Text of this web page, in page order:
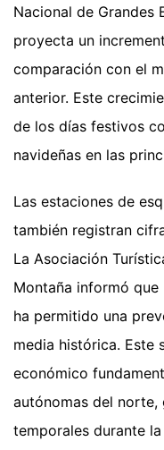
Nacional de Grandes
proyecta un
comparación con el
anterior. Este
de los días festivos
navideñas en las
Las estaciones de
también registran
La Asociación
Montaña informó
ha permitido una
media histórica. Este
económico
autónomas del norte,
temporales durante